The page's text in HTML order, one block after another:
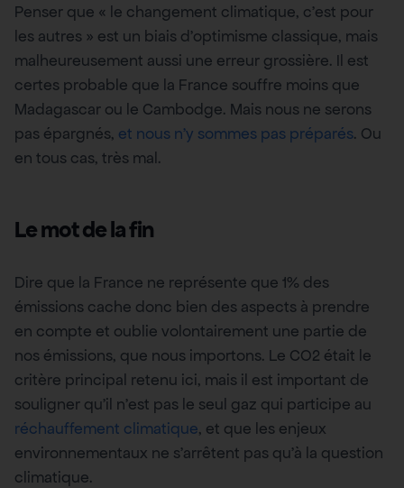
Penser que « le changement climatique, c’est pour
les autres » est un biais d’optimisme classique, mais
malheureusement aussi une erreur grossière. Il est
certes probable que la France souffre moins que
Madagascar ou le Cambodge. Mais nous ne serons
pas épargnés, et nous n’y sommes pas préparés. Ou
en tous cas, très mal.
Le mot de la fin
Dire que la France ne représente que 1% des
émissions cache donc bien des aspects à prendre
en compte et oublie volontairement une partie de
nos émissions, que nous importons. Le CO2 était le
critère principal retenu ici, mais il est important de
souligner qu’il n’est pas le seul gaz qui participe au
réchauffement climatique, et que les enjeux
environnementaux ne s’arrêtent pas qu’à la question
climatique.